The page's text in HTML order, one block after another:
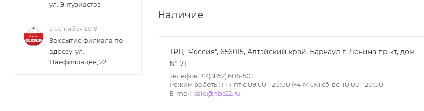
Наличие
ТРЦ "Россия", 656015, Алтайский край, Барнаул г, Ленина пр-кт, дом
№ 71
Телефон: +7(3852) 606-501
Режим работы: Пн-пт с 09:00 - 20:00 (+4 МСК) сб-вс: 10:00 - 20:00
E-mail: sale@nbs22.ru
ул. Энтузиастов
5 сентября 2019
Закрытие филиала по
адресу: ул.
Панфиловцев, 22